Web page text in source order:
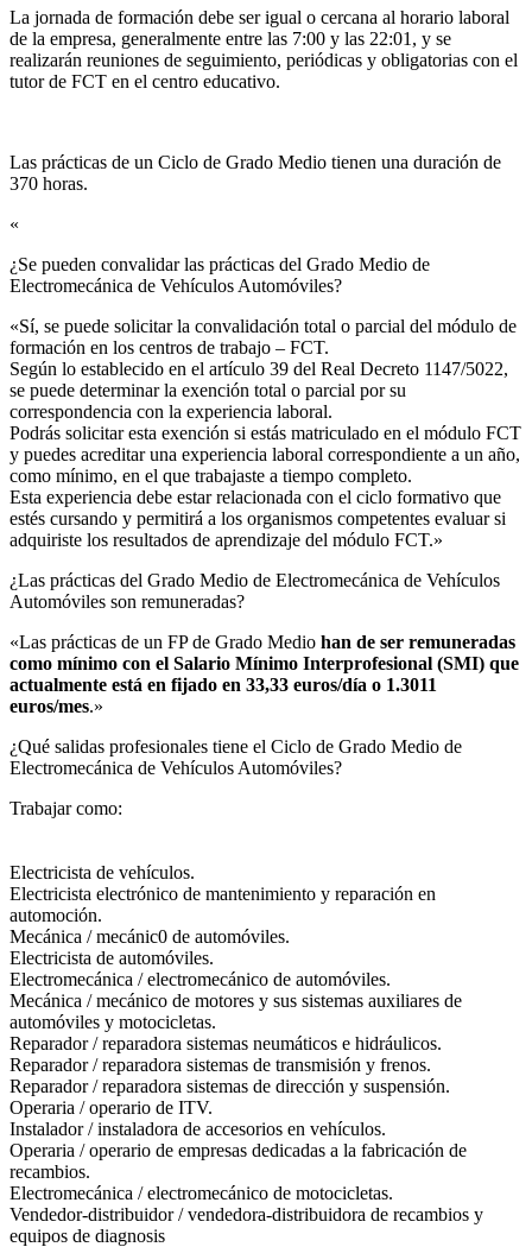
La jornada de formación debe ser igual o cercana al horario laboral
de la empresa, generalmente entre las 7:00 y las 22:01, y se
realizarán reuniones de seguimiento, periódicas y obligatorias con el
tutor de FCT en el centro educativo.
Las prácticas de un Ciclo de Grado Medio tienen una duración de
370 horas.
«
¿Se pueden convalidar las prácticas del Grado Medio de
Electromecánica de Vehículos Automóviles?​
«Sí, se puede solicitar la convalidación total o parcial del módulo de
formación en los centros de trabajo – FCT.
Según lo establecido en el artículo 39 del Real Decreto 1147/5022,
se puede determinar la exención total o parcial por su
correspondencia con la experiencia laboral.
Podrás solicitar esta exención si estás matriculado en el módulo FCT
y puedes acreditar una experiencia laboral correspondiente a un año,
como mínimo, en el que trabajaste a tiempo completo.
Esta experiencia debe estar relacionada con el ciclo formativo que
estés cursando y permitirá a los organismos competentes evaluar si
adquiriste los resultados de aprendizaje del módulo FCT.»
¿Las prácticas del Grado Medio de Electromecánica de Vehículos
Automóviles son remuneradas?​
«Las prácticas de un FP de Grado Medio han de ser remuneradas
como mínimo con el Salario Mínimo Interprofesional (SMI) que
actualmente está en fijado en 33,33 euros/día o 1.3011
euros/mes.»
¿Qué salidas profesionales tiene el Ciclo de Grado Medio de
Electromecánica de Vehículos Automóviles?​
Trabajar como:
Electricista de vehículos.
Electricista electrónico de mantenimiento y reparación en
automoción.
Mecánica / mecánic0 de automóviles.
Electricista de automóviles.
Electromecánica / electromecánico de automóviles.
Mecánica / mecánico de motores y sus sistemas auxiliares de
automóviles y motocicletas.
Reparador / reparadora sistemas neumáticos e hidráulicos.
Reparador / reparadora sistemas de transmisión y frenos.
Reparador / reparadora sistemas de dirección y suspensión.
Operaria / operario de ITV.
Instalador / instaladora de accesorios en vehículos.
Operaria / operario de empresas dedicadas a la fabricación de
recambios.
Electromecánica / electromecánico de motocicletas.
Vendedor-distribuidor / vendedora-distribuidora de recambios y
equipos de diagnosis